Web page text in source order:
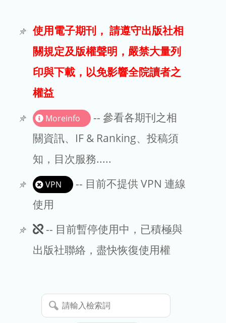
電子期刊
試用
文章處理費
EndNote
使用電子期刊， 請遵守出版社相
關規定及版權聲明，嚴禁大量列
印與下載，以免影響全院讀者之
權益
Moreinfo
-- 參看各期刊之相
關資訊、IF & Ranking、投稿須
知，目次服務.....
VPN
-- 目前不提供 VPN 連線
使用
此
期
暫
停
-- 目前暫停使用中，已積極與
出版社聯絡，盡快恢復使用權
請
輸